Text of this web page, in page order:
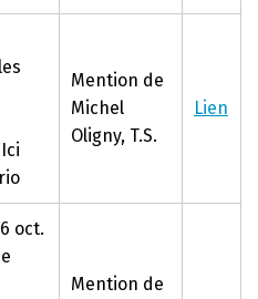
Mention de
Michel
Oligny, T.S.
Lien
oct.
Mention de